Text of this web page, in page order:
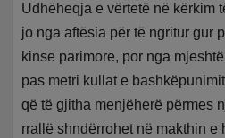
Udhëheqja e vërtetë në kërkim
jo nga aftësia për të ngritur gur
kinse parimore, por nga
pas metri kullat e
që të gjitha menjëherë përmes
rrallë shndërrohet në makthin e